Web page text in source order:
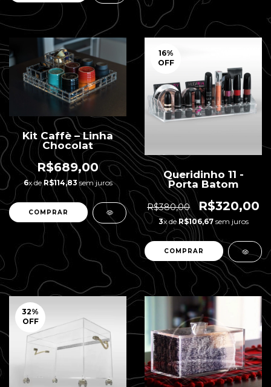
Kit Caffè – Linha
Chocolat
R$689,00
6x deR$114,83 sem juros
16%
OFF
Queridinho 11 -
Porta Batom
R$380,00 R$320,00
3x deR$106,67sem juros
32%
OFF